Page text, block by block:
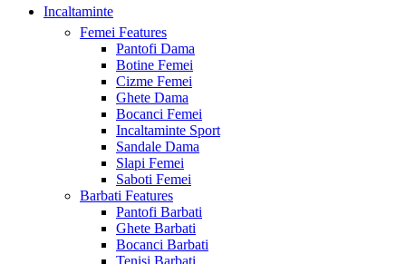
Incaltaminte
Femei Features
Pantofi Dama
Botine Femei
Cizme Femei
Ghete Dama
Bocanci Femei
Incaltaminte Sport
Sandale Dama
Slapi Femei
Saboti Femei
Barbati Features
Pantofi Barbati
Ghete Barbati
Bocanci Barbati
Tenisi Barbati